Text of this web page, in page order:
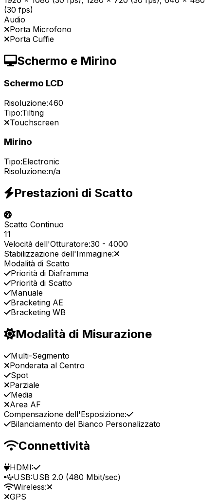
(30 fps)
Audio
Porta Microfono
Porta Cuffie
Schermo e Mirino
Schermo LCD
Risoluzione:460
Tipo:Tilting
Touchscreen
Mirino
Tipo:Electronic
Risoluzione:n/a
Prestazioni di Scatto
Scatto Continuo
11
Velocità dell'Otturatore:30 - 4000
Stabilizzazione dell'Immagine:
Modalità di Scatto
Priorità di Diaframma
Priorità di Scatto
Manuale
Bracketing AE
Bracketing WB
Modalità di Misurazione
Multi-Segmento
Ponderata al Centro
Spot
Parziale
Media
Area AF
Compensazione dell'Esposizione:
Bilanciamento del Bianco Personalizzato
Connettività
HDMI:
USB:USB 2.0 (480 Mbit/sec)
Wireless:
GPS